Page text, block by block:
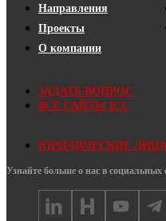
Направления
Проекты
О компании
ЗАДАТЬ ВОПРОС
ВСЕ САЙТЫ ICL
ЮРИДИЧЕСКИЕ ЛИЦА
Узнайте больше о нас в социальных